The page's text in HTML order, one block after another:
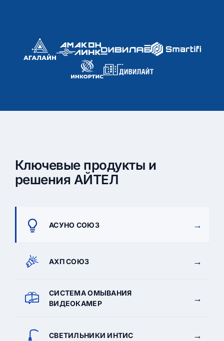
Ключевые продукты и
решения АЙТЕЛ
АСУНО СОЮЗ →
АХП СОЮЗ →
СИСТЕМА ОМЫВАНИЯ
ВИДЕОКАМЕР
→
СВЕТИЛЬНИКИ ИНТИС →